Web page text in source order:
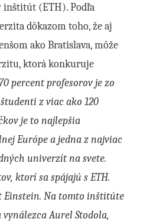
inštitút (ETH). Podľa
dôkazom toho, že aj
ako Bratislava, môže
ktorá konkuruje
percent profesorov je zo
z viac ako 120
je to najlepšia
Európe a jedna z najviac
univerzít na svete.
ktorí sa spájajú s ETH.
Einstein. Na tomto inštitúte
Aurel Stodola,